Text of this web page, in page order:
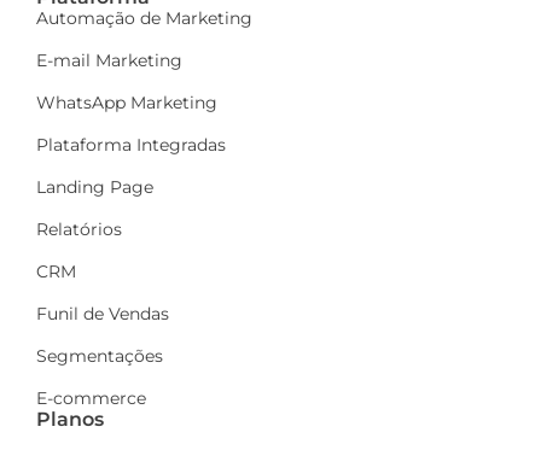
Automação de Marketing
E-mail Marketing
WhatsApp Marketing
Plataforma Integradas
Landing Page
Relatórios
CRM
Funil de Vendas
Segmentações
E-commerce
Planos